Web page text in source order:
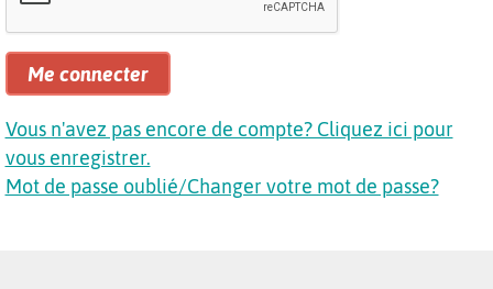
Me connecter
Vous n'avez pas encore de compte? Cliquez ici pour
vous enregistrer.
Mot de passe oublié/Changer votre mot de passe?